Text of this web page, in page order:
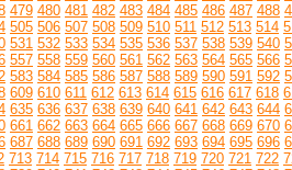
479 480 481 482 483 484 485 486 487 488
505 506 507 508 509 510 511 512 513 514
531 532 533 534 535 536 537 538 539 540
557 558 559 560 561 562 563 564 565 566
583 584 585 586 587 588 589 590 591 592
609 610 611 612 613 614 615 616 617 618
635 636 637 638 639 640 641 642 643 644
661 662 663 664 665 666 667 668 669 670
687 688 689 690 691 692 693 694 695 696
713 714 715 716 717 718 719 720 721 722